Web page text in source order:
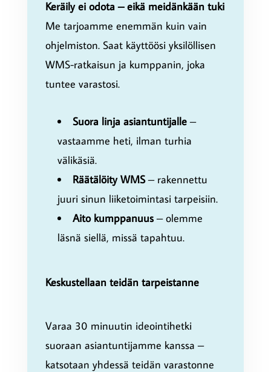
Keräily ei odota – eikä meidänkään tuki
Me tarjoamme enemmän kuin vain
ohjelmiston. Saat käyttöösi yksilöllisen
WMS-ratkaisun ja kumppanin, joka
tuntee varastosi.
Suora linja asiantuntijalle–
vastaamme heti, ilman turhia
välikäsiä.
Räätälöity WMS– rakennettu
juuri sinun liiketoimintasi tarpeisiin.
Aito kumppanuus– olemme
läsnä siellä, missä tapahtuu.
Keskustellaan teidän tarpeistanne
Varaa 30 minuutin ideointihetki
suoraan asiantuntijamme kanssa –
katsotaan yhdessä teidän varastonne